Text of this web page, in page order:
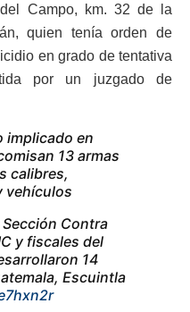
Campo, km. 32 de la
quien tenía orden de
en grado de tentativa
por un juzgado de
implicado en
13 armas
calibres,
vehículos
Contra
y fiscales del
14
Escuintla